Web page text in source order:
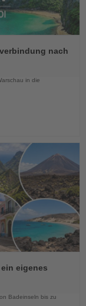
nach
in die
eigenes
Badeinseln bis zu